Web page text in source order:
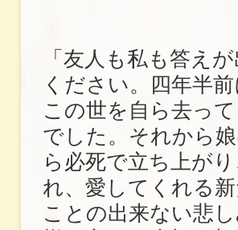
「友人も私も答え
ください。四年半
この世を自ら去っ
でした。それから
ら必死で立ち上が
れ、愛してくれる
ことの出来ない悲